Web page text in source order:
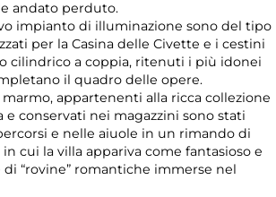
andato perduto.
impianto di illuminazione sono del tipo
per la Casina delle Civette e i cestini
cilindrico a coppia, ritenuti i più idonei
il quadro delle opere.
appartenenti alla ricca collezione
conservati nei magazzini sono stati
e nelle aiuole in un rimando di
cui la villa appariva come fantasioso e
“rovine” romantiche immerse nel